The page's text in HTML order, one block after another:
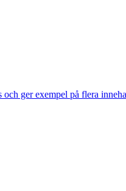
ger exempel på flera